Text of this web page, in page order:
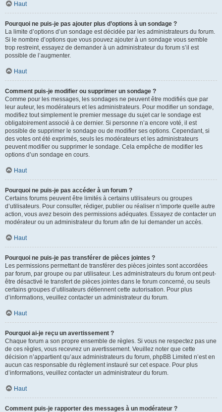
Haut
Pourquoi ne puis-je pas ajouter plus d’options à un sondage ?
La limite d’options d’un sondage est décidée par les administrateurs du forum.
Si le nombre d’options que vous pouvez ajouter à un sondage vous semble
trop restreint, essayez de demander à un administrateur du forum s’il est
possible de l’augmenter.
Haut
Comment puis-je modifier ou supprimer un sondage ?
Comme pour les messages, les sondages ne peuvent être modifiés que par
leur auteur, les modérateurs et les administrateurs. Pour modifier un sondage,
modifiez tout simplement le premier message du sujet car le sondage est
obligatoirement associé à ce dernier. Si personne n’a encore voté, il est
possible de supprimer le sondage ou de modifier ses options. Cependant, si
des votes ont été exprimés, seuls les modérateurs et les administrateurs
peuvent modifier ou supprimer le sondage. Cela empêche de modifier les
options d’un sondage en cours.
Haut
Pourquoi ne puis-je pas accéder à un forum ?
Certains forums peuvent être limités à certains utilisateurs ou groupes
d’utilisateurs. Pour consulter, rédiger, publier ou réaliser n’importe quelle autre
action, vous avez besoin des permissions adéquates. Essayez de contacter un
modérateur ou un administrateur du forum afin de lui demander un accès.
Haut
Pourquoi ne puis-je pas transférer de pièces jointes ?
Les permissions permettant de transférer des pièces jointes sont accordées
par forum, par groupe ou par utilisateur. Les administrateurs du forum ont peut-
être désactivé le transfert de pièces jointes dans le forum concerné, ou seuls
certains groupes d’utilisateurs détiennent cette autorisation. Pour plus
d’informations, veuillez contacter un administrateur du forum.
Haut
Pourquoi ai-je reçu un avertissement ?
Chaque forum a son propre ensemble de règles. Si vous ne respectez pas une
de ces règles, vous recevrez un avertissement. Veuillez noter que cette
décision n’appartient qu’aux administrateurs du forum, phpBB Limited n’est en
aucun cas responsable du règlement instauré sur cet espace. Pour plus
d’informations, veuillez contacter un administrateur du forum.
Haut
Comment puis-je rapporter des messages à un modérateur ?